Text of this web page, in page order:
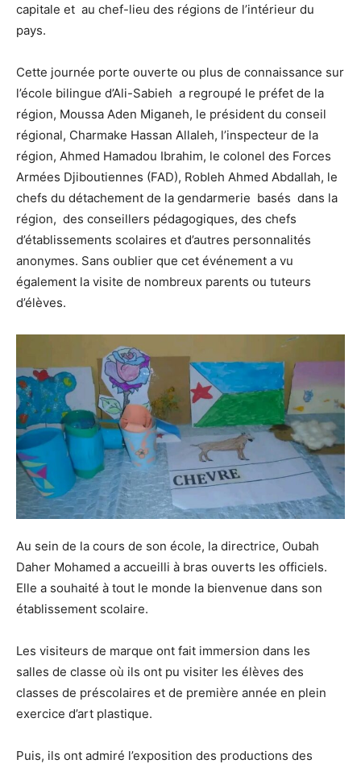
capitale et au chef-lieu des régions de l’intérieur du
pays.
Cette journée porte ouverte ou plus de connaissance sur
l’école bilingue d’Ali-Sabieh a regroupé le préfet de la
région, Moussa Aden Miganeh, le président du conseil
régional, Charmake Hassan Allaleh, l’inspecteur de la
région, Ahmed Hamadou Ibrahim, le colonel des Forces
Armées Djiboutiennes (FAD), Robleh Ahmed Abdallah, le
chefs du détachement de la gendarmerie basés dans la
région, des conseillers pédagogiques, des chefs
d’établissements scolaires et d’autres personnalités
anonymes. Sans oublier que cet événement a vu
également la visite de nombreux parents ou tuteurs
d’élèves.
Au sein de la cours de son école, la directrice, Oubah
Daher Mohamed a accueilli à bras ouverts les officiels.
Elle a souhaité à tout le monde la bienvenue dans son
établissement scolaire.
Les visiteurs de marque ont fait immersion dans les
salles de classe où ils ont pu visiter les élèves des
classes de préscolaires et de première année en plein
exercice d’art plastique.
Puis, ils ont admiré l’exposition des productions des